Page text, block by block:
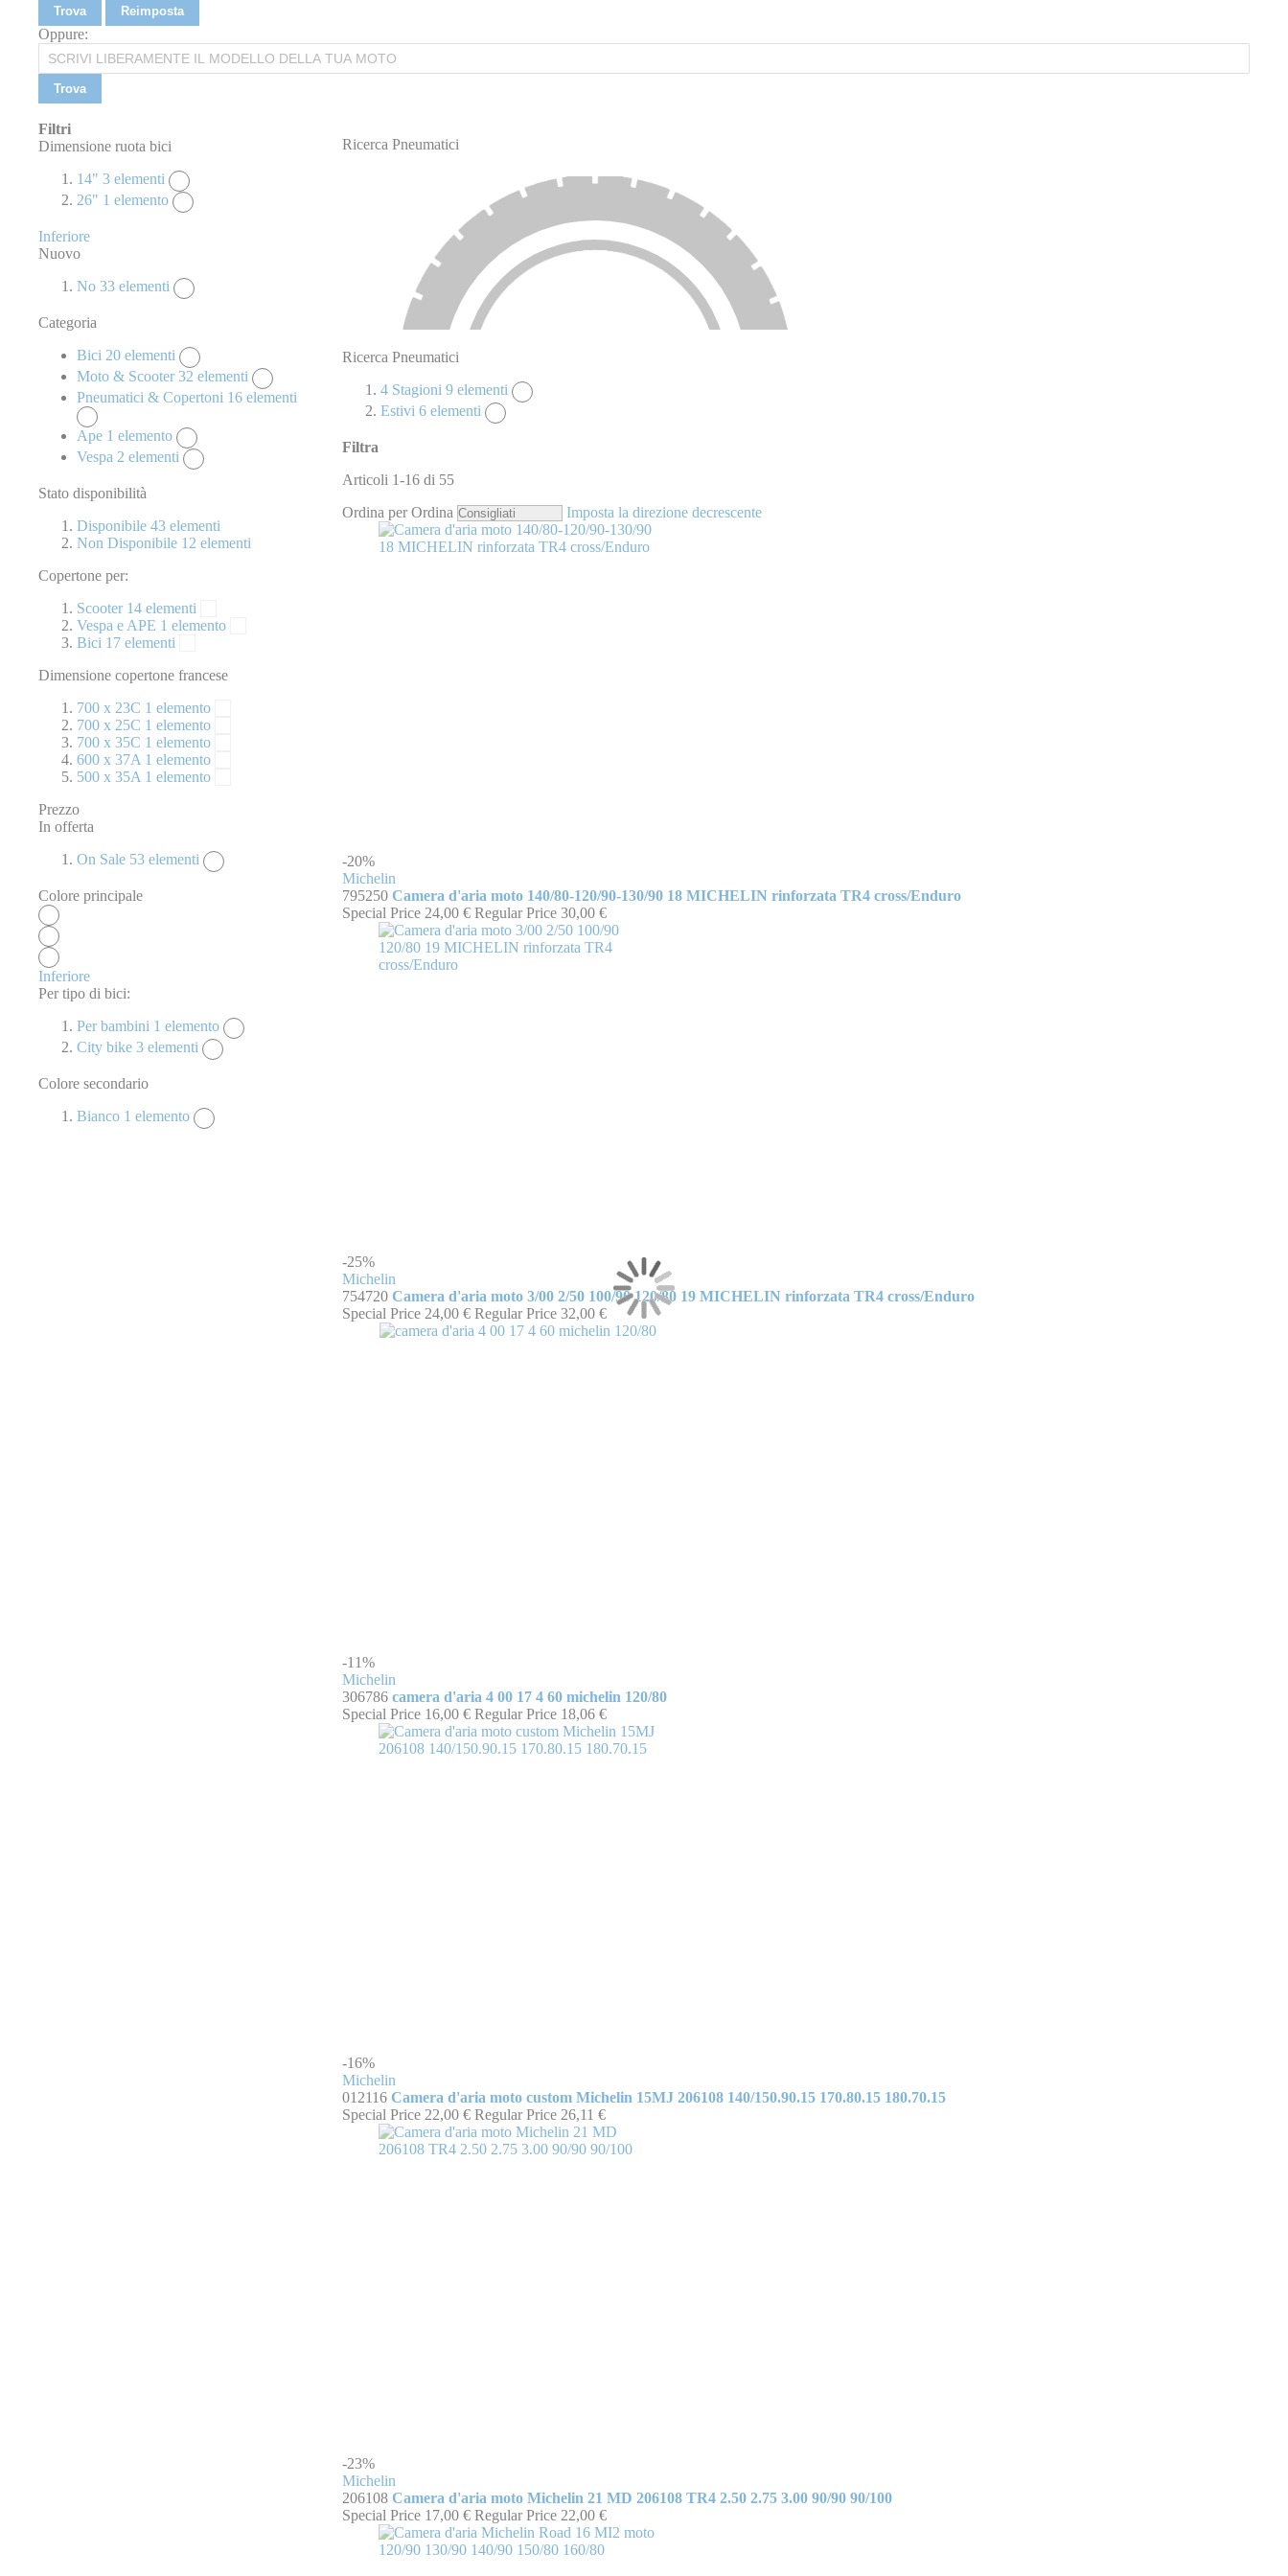
Trova Reimposta
Oppure:
Trova
Ricerca Pneumatici
Ricerca Pneumatici
4 Stagioni 9 elementi
Estivi 6 elementi
Filtra
Articoli 1-16 di 55
Ordina per Ordina Imposta la direzione decrescente
-20%
Michelin
795250Camera d'aria moto 140/80-120/90-130/90 18 MICHELIN rinforzata TR4 cross/Enduro
Special Price 24,00 € Regular Price 30,00 €
-25%
Michelin
754720Camera d'aria moto 3/00 2/50 100/90 120/80 19 MICHELIN rinforzata TR4 cross/Enduro
Special Price 24,00 € Regular Price 32,00 €
-11%
Michelin
306786camera d'aria 4 00 17 4 60 michelin 120/80
Special Price 16,00 € Regular Price 18,06 €
-16%
Michelin
012116Camera d'aria moto custom Michelin 15MJ 206108 140/150.90.15 170.80.15 180.70.15
Special Price 22,00 € Regular Price 26,11 €
-23%
Michelin
206108Camera d'aria moto Michelin 21 MD 206108 TR4 2.50 2.75 3.00 90/90 90/100
Special Price 17,00 € Regular Price 22,00 €
Filtri
Dimensione ruota bici
14" 3 elementi
26" 1 elemento
Inferiore
Nuovo
No 33 elementi
Categoria
Bici 20 elementi
Moto & Scooter 32 elementi
Pneumatici & Copertoni 16 elementi
Ape 1 elemento
Vespa 2 elementi
Stato disponibilità
Disponibile 43 elementi
Non Disponibile 12 elementi
Copertone per:
Scooter 14 elementi
Vespa e APE 1 elemento
Bici 17 elementi
Dimensione copertone francese
700 x 23C 1 elemento
700 x 25C 1 elemento
700 x 35C 1 elemento
600 x 37A 1 elemento
500 x 35A 1 elemento
Prezzo
In offerta
On Sale 53 elementi
Colore principale
Inferiore
Per tipo di bici:
Per bambini 1 elemento
City bike 3 elementi
Colore secondario
Bianco 1 elemento